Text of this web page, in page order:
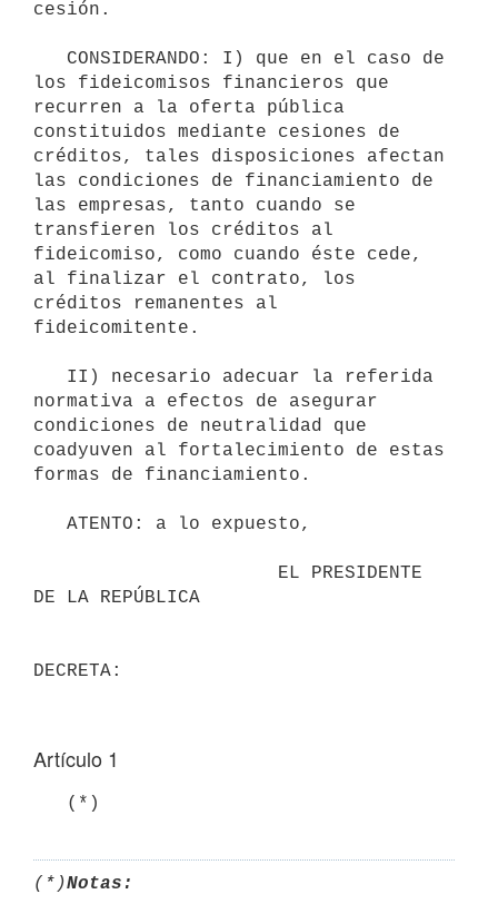
cesión.
los fideicomisos financieros que
recurren a la oferta pública
constituidos mediante cesiones de
créditos, tales disposiciones afectan
las condiciones de financiamiento de
las empresas, tanto cuando se
transfieren los créditos al
fideicomiso, como cuando éste cede,
al finalizar el contrato, los
créditos remanentes al
fideicomitente.
normativa a efectos de asegurar
condiciones de neutralidad que
coadyuven al fortalecimiento de estas
formas de financiamiento.
DE LA REPÚBLICA
Artículo 1
   (*)
(*)Notas: